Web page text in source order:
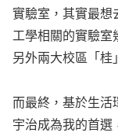
實驗室，其實最想
工學相關的實驗室
另外兩大校區「桂
而最終，基於生活
宇治成為我的首選